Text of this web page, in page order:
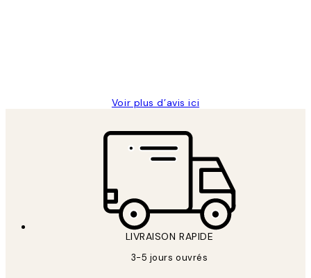
Voir plus d’avis ici
LIVRAISON RAPIDE
3-5 jours ouvrés